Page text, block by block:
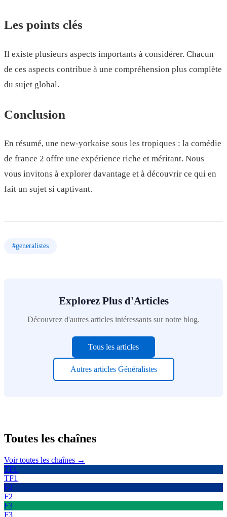
Les points clés
Il existe plusieurs aspects importants à considérer. Chacun
de ces aspects contribue à une compréhension plus complète
du sujet global.
Conclusion
En résumé, une new-yorkaise sous les tropiques : la comédie
de france 2 offre une expérience riche et méritant. Nous
vous invitons à explorer davantage et à découvrir ce qui en
fait un sujet si captivant.
#generalistes
Explorez Plus d'Articles
Découvrez d'autres articles intéressants sur notre blog.
Tous les articles
Autres articles Généralistes
Toutes les chaînes
Voir toutes les chaînes →
TF1
TF1
F2
F2
F3
F3